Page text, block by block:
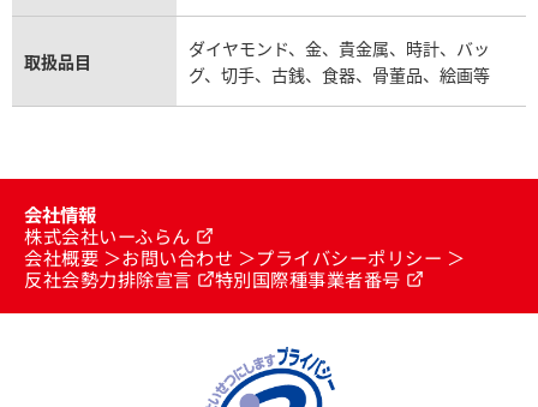
取扱品目
ダイヤモンド、金、貴金属、時計、バッ
グ、切手、古銭、食器、骨董品、絵画等
会社情報
株式会社いーふらん
会社概要
お問い合わせ
プライバシーポリシー
反社会勢力排除宣言
特別国際種事業者番号